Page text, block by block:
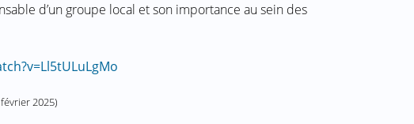
d’un groupe local et son importance au sein des
2025)